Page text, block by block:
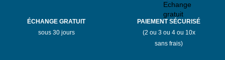
ÉCHANGE GRATUIT
sous 30 jours
PAIEMENT SÉCURISÉ
(2 ou 3 ou 4 ou 10x
sans frais)